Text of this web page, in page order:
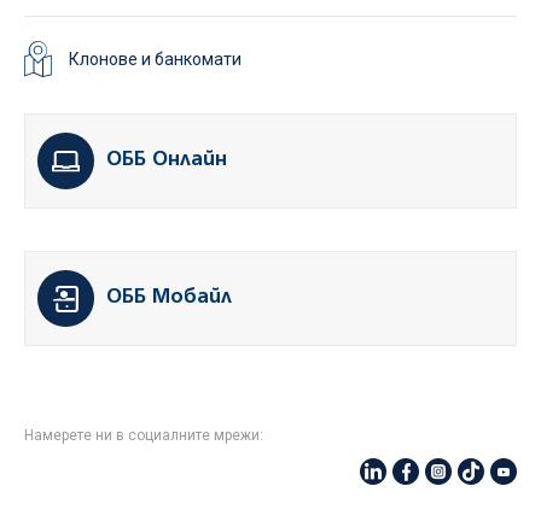
Клонове и банкомати
ОББ Онлайн
ОББ Мобайл
Намерете ни в социалните мрежи: